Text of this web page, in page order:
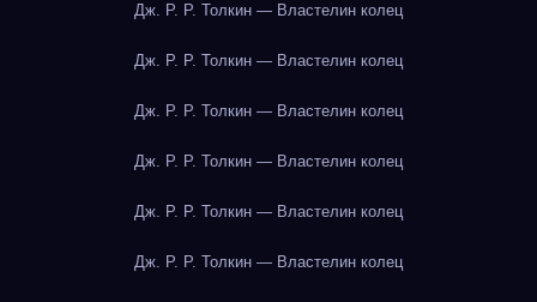
Дж. Р. Р. Толкин — Властелин колец
Дж. Р. Р. Толкин — Властелин колец
Дж. Р. Р. Толкин — Властелин колец
Дж. Р. Р. Толкин — Властелин колец
Дж. Р. Р. Толкин — Властелин колец
Дж. Р. Р. Толкин — Властелин колец